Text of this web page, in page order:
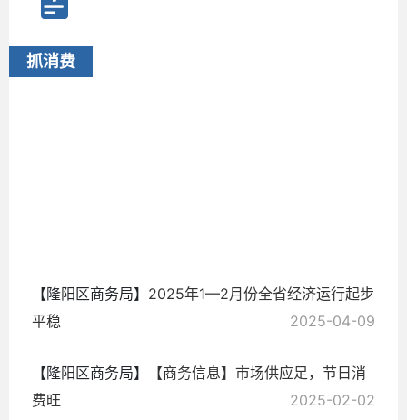
抓消费
【隆阳区商务局】 2025年1—2月份全省经济运行起步
平稳
2025-04-09
【隆阳区商务局】
【商务信息】市场供应足，节日消
费旺
2025-02-02